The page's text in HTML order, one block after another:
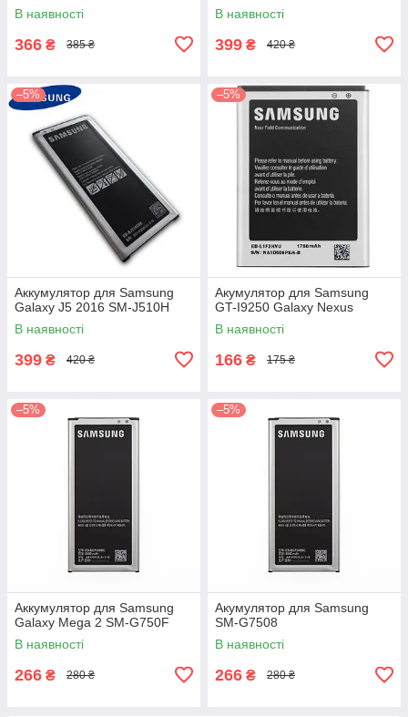
В наявності
366 ₴ 385 ₴
В наявності
399 ₴ 420 ₴
–5%
Аккумулятор для Samsung
Galaxy J5 2016 SM-J510H
В наявності
399 ₴ 420 ₴
–5%
Акумулятор для Samsung
GT-I9250 Galaxy Nexus
В наявності
166 ₴ 175 ₴
–5%
Аккумулятор для Samsung
Galaxy Mega 2 SM-G750F
В наявності
266 ₴ 280 ₴
–5%
Акумулятор для Samsung
SM-G7508
В наявності
266 ₴ 280 ₴